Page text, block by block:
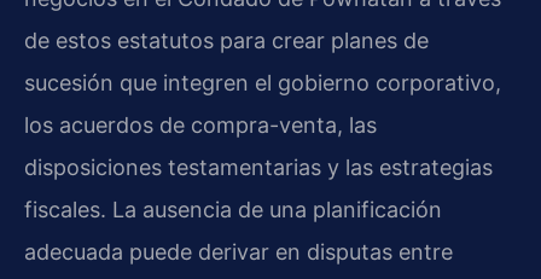
de estos estatutos para crear planes de
sucesión que integren el gobierno corporativo,
los acuerdos de compra-venta, las
disposiciones testamentarias y las estrategias
fiscales. La ausencia de una planificación
adecuada puede derivar en disputas entre